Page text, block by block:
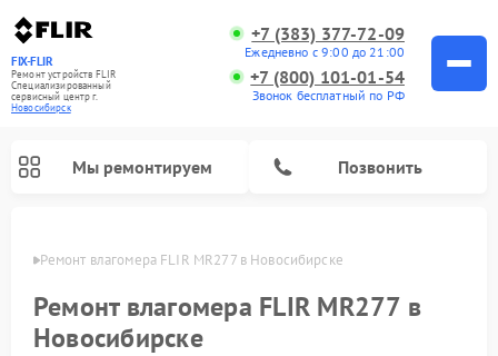
FIX-FLIR
Ремонт устройств FLIR
Специализированный
cервисный центр г.
Новосибирск
+7 (383) 377-72-09
Ежедневно с 9:00 до 21:00
+7 (800) 101-01-54
Звонок бесплатный по РФ
Мы ремонтируем Позвонить
Ремонт влагомера FLIR MR277 в Новосибирске
Ремонт влагомера FLIR MR277 в
Новосибирске